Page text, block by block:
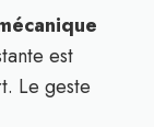
est
Le geste